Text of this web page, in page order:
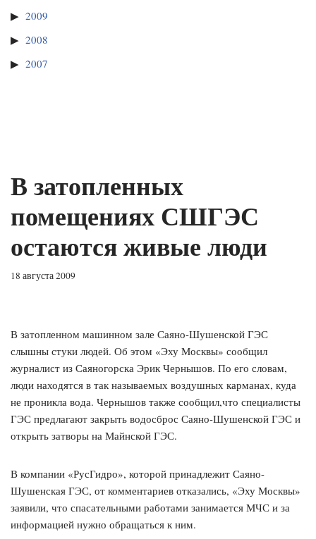
2009
2008
2007
В затопленных
помещениях СШГЭС
остаются живые люди
18 августа 2009
В затопленном машинном зале Саяно-Шушенской ГЭС
слышны стуки людей. Об этом «Эху Москвы» сообщил
журналист из Саяногорска Эрик Чернышов. По его словам,
люди находятся в так называемых воздушных карманах, куда
не проникла вода. Чернышов также сообщил,что специалисты
ГЭС предлагают закрыть водосброс Саяно-Шушенской ГЭС и
открыть затворы на Майнской ГЭС.
В компании «РусГидро», которой принадлежит Саяно-
Шушенская ГЭС, от комментариев отказались, «Эху Москвы»
заявили, что спасательными работами занимается МЧС и за
информацией нужно обращаться к ним.